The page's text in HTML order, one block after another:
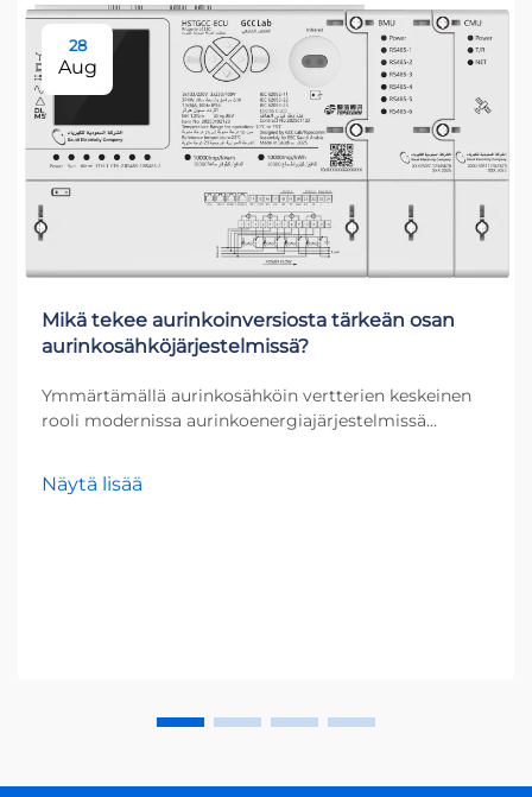
28
Aug
Mikä tekee aurinkoinversiosta tärkeän osan
aurinkosähköjärjestelmissä?
Ymmärtämällä aurinkosähköin vertterien keskeinen
rooli modernissa aurinkoenergiajärjestelmissä
ytimessä on aurinkosähköin vertteri. Tämä oleellinen
tehokkaasti ja turvallisesti, mikä tekee niistä
Näytä lisää